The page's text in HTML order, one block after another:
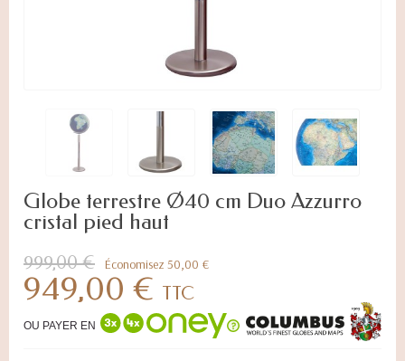
Globe terrestre Ø40 cm Duo Azzurro
cristal pied haut
999,00 € Économisez 50,00 €
949,00 € TTC
OU PAYER EN